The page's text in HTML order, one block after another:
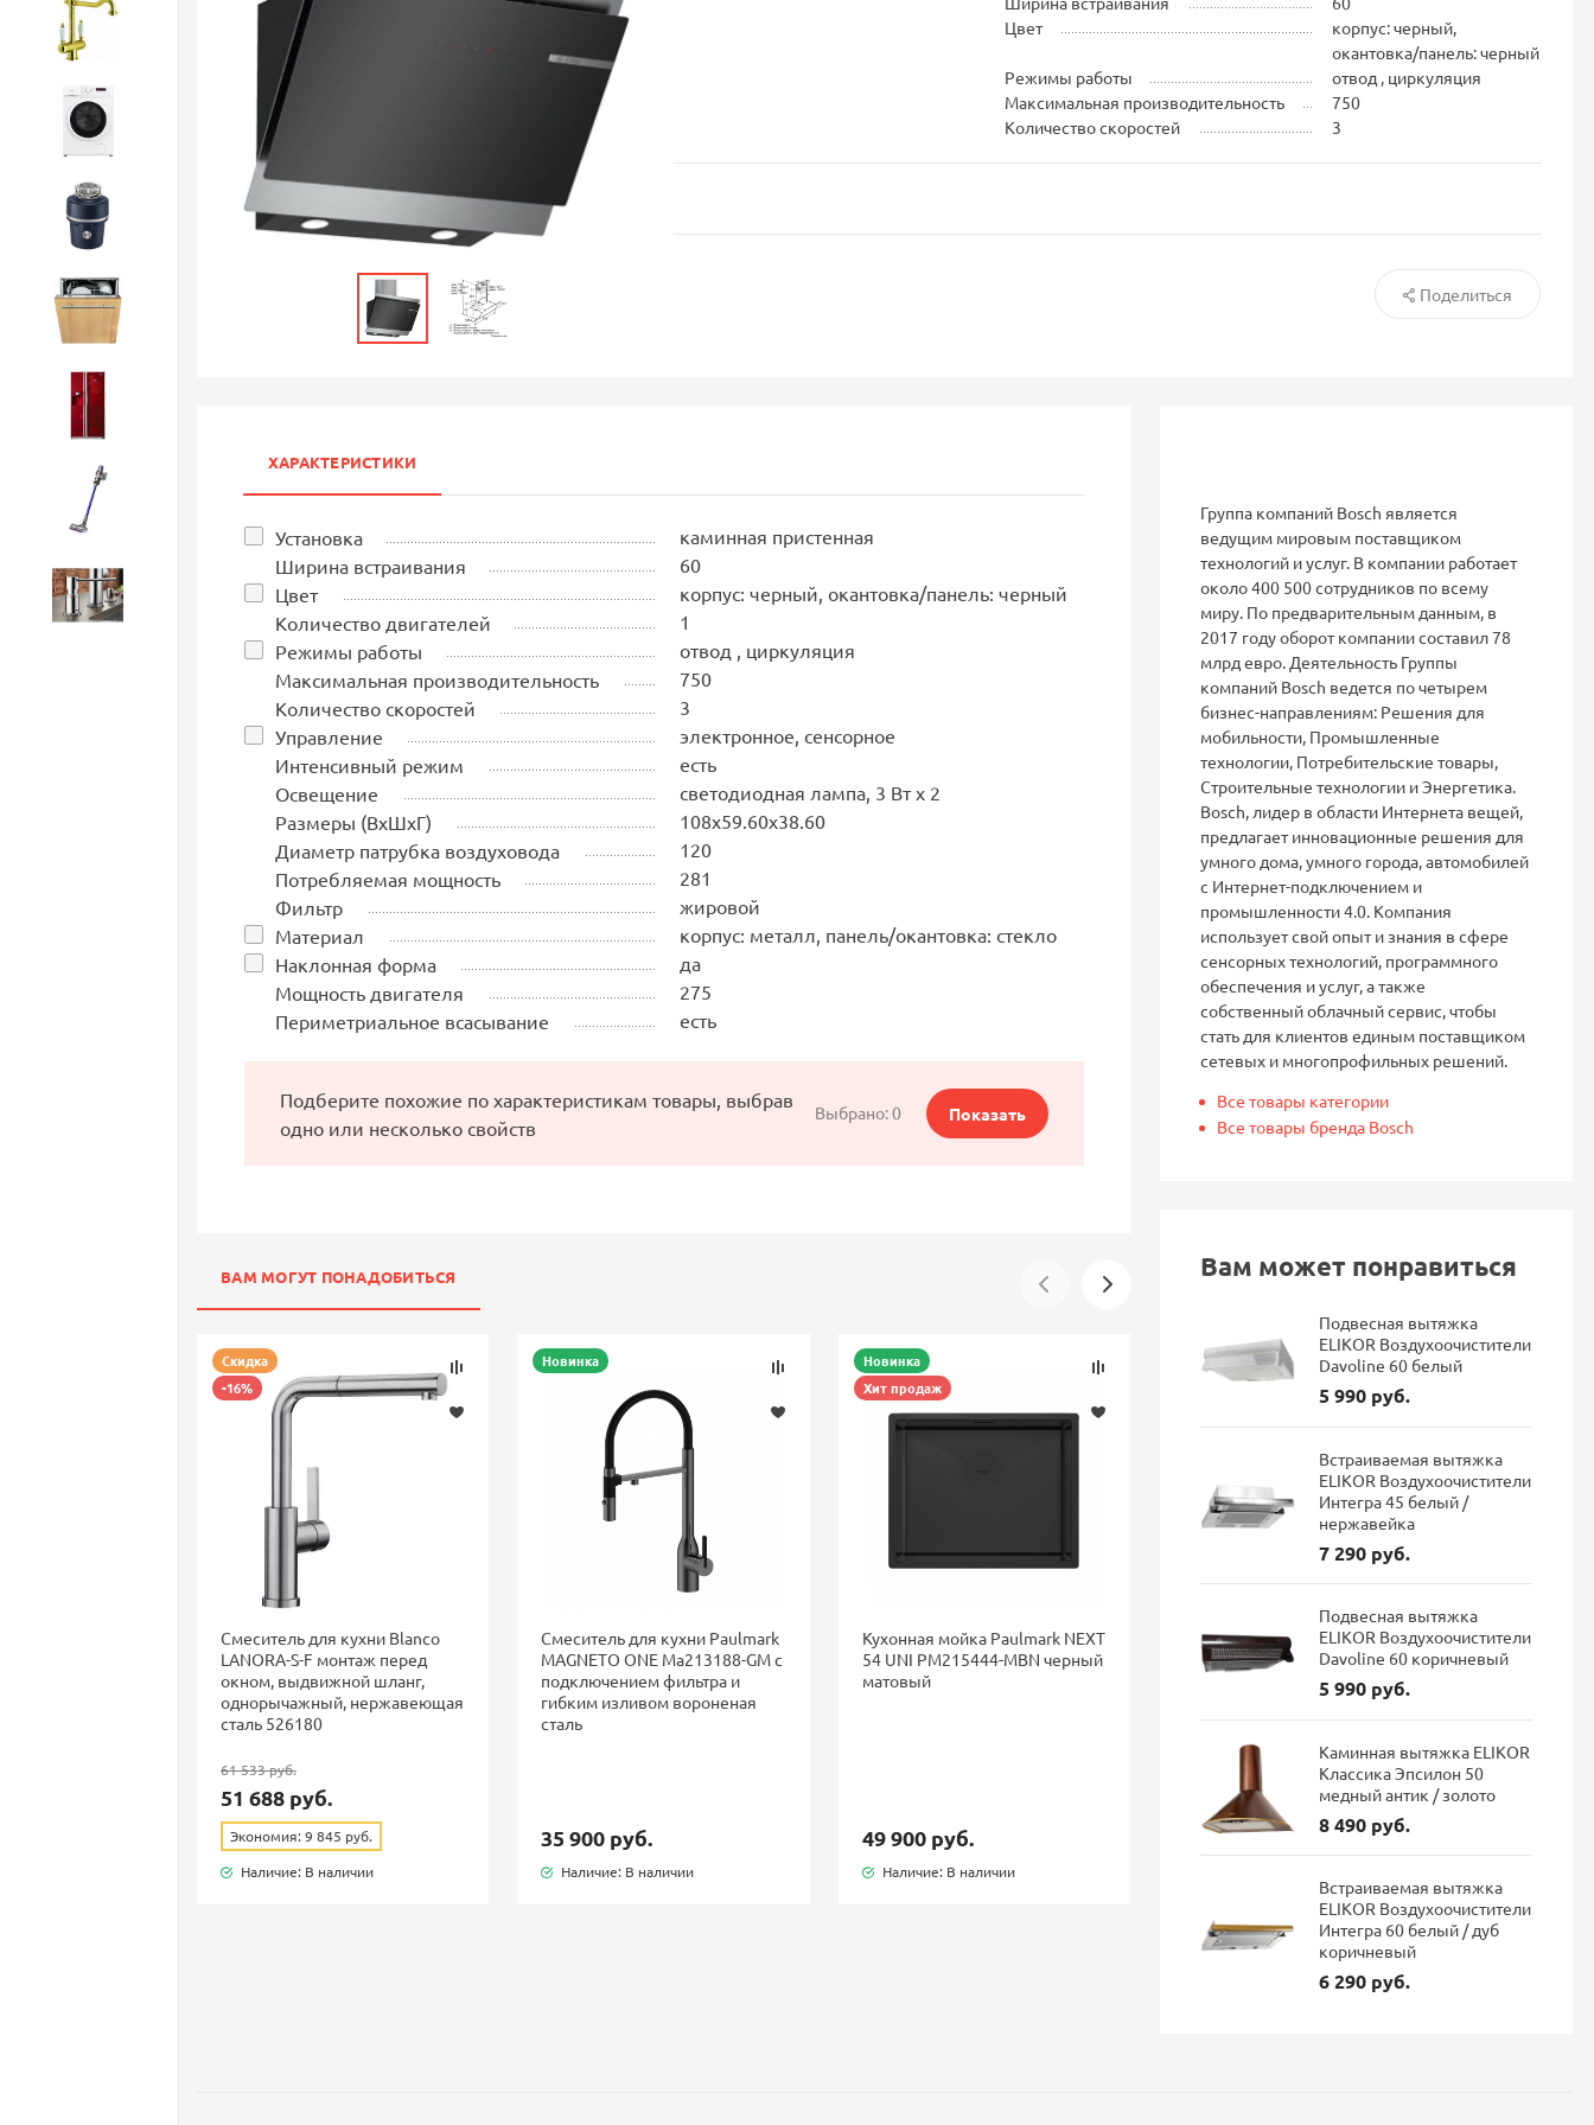
Стиральные машины
Измельчители
Бытовая техника
Цвет
корпус: черный,
окантовка/панель: черный
Режимы работы
отвод , циркуляция
Максимальная производительность
750
Количество скоростей
3
Поделиться
ХАРАКТЕРИСТИКИ
Установка
каминная пристенная
Ширина встраивания
60
Цвет
корпус: черный, окантовка/панель: черный
Количество двигателей
1
Режимы работы
отвод , циркуляция
Максимальная производительность
750
Количество скоростей
3
Управление
электронное, сенсорное
Интенсивный режим
есть
Освещение
светодиодная лампа, 3 Вт х 2
Размеры (ВхШхГ)
108х59.60х38.60
Диаметр патрубка воздуховода
120
Потребляемая мощность
281
Фильтр
жировой
Материал
корпус: металл, панель/окантовка: стекло
Наклонная форма
да
Мощность двигателя
275
Периметриальное всасывание
есть
Подберите похожие по характеристикам товары, выбрав
одно или несколько свойств
Выбрано:0 Показать
ВАМ МОГУТ ПОНАДОБИТЬСЯ
Скидка
-16%
Смеситель для кухни Blanco
LANORA-S-F монтаж перед
окном, выдвижной шланг,
однорычажный, нержавеющая
сталь 526180
61 533 руб.
51 688 руб.
Экономия: 9 845 руб.
Наличие: В наличии
Новинка
Смеситель для кухни Paulmark
MAGNETO ONE Ma213188-GM с
подключением фильтра и
гибким изливом вороненая
сталь
35 900 руб.
Наличие: В наличии
Новинка
Хит продаж
Кухонная мойка Paulmark NEXT
54 UNI PM215444-MBN черный
матовый
49 900 руб.
Наличие: В наличии
Скидка
Смеситель для кухни Blanco
LANORA-F монтаж перед
окном, однорычажный,
нержавеющая сталь 526179
38 711 руб.
Экономия: 7 373 руб.
Смеситель
FONTAS II
Группа компаний Bosch является
ведущим мировым поставщиком
технологий и услуг. В компании работает
около 400 500 сотрудников по всему
миру. По предварительным данным, в
2017 году оборот компании составил 78
млрд евро. Деятельность Группы
компаний Bosch ведется по четырем
бизнес-направлениям: Решения для
мобильности, Промышленные
технологии, Потребительские товары,
Строительные технологии и Энергетика.
Bosch, лидер в области Интернета вещей,
предлагает инновационные решения для
умного дома, умного города, автомобилей
с Интернет-подключением и
промышленности 4.0. Компания
использует свой опыт и знания в сфере
сенсорных технологий, программного
обеспечения и услуг, а также
собственный облачный сервис, чтобы
стать для клиентов единым поставщиком
сетевых и многопрофильных решений.
Все товары категории
Все товары бренда Bosch
Вам может понравиться
Подвесная вытяжка
ELIKOR Воздухоочистители
Davoline 60 белый
5 990 руб.
Встраиваемая вытяжка
ELIKOR Воздухоочистители
Интегра 45 белый /
нержавейка
7 290 руб.
Подвесная вытяжка
ELIKOR Воздухоочистители
Davoline 60 коричневый
5 990 руб.
Каминная вытяжка ELIKOR
Классика Эпсилон 50
медный антик / золото
8 490 руб.
Встраиваемая вытяжка
ELIKOR Воздухоочистители
Интегра 60 белый / дуб
коричневый
6 290 руб.